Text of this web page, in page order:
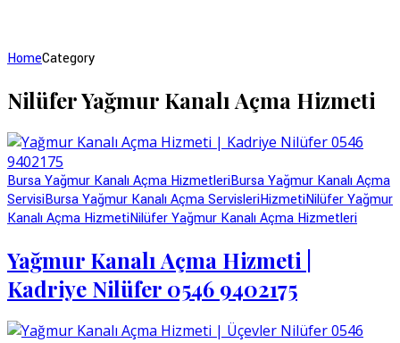
HomeCategory
Nilüfer Yağmur Kanalı Açma Hizmeti
Bursa Yağmur Kanalı Açma HizmetleriBursa Yağmur Kanalı Açma
ServisiBursa Yağmur Kanalı Açma ServisleriHizmetiNilüfer Yağmur
Kanalı Açma HizmetiNilüfer Yağmur Kanalı Açma Hizmetleri
Yağmur Kanalı Açma Hizmeti |
Kadriye Nilüfer 0546 9402175